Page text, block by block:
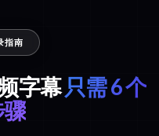
指南
字幕只需 6 个